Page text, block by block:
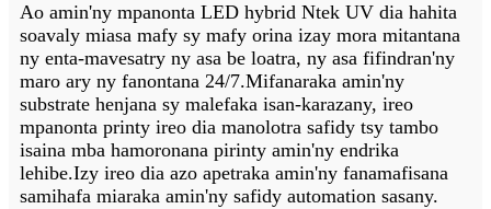
Ao amin'ny mpanonta LED hybrid Ntek UV dia hahita
soavaly miasa mafy sy mafy orina izay mora mitantana
ny enta-mavesatry ny asa be loatra, ny asa fifindran'ny
maro ary ny fanontana 24/7.Mifanaraka amin'ny
substrate henjana sy malefaka isan-karazany, ireo
mpanonta printy ireo dia manolotra safidy tsy tambo
isaina mba hamoronana pirinty amin'ny endrika
lehibe.Izy ireo dia azo apetraka amin'ny fanamafisana
samihafa miaraka amin'ny safidy automation sasany.